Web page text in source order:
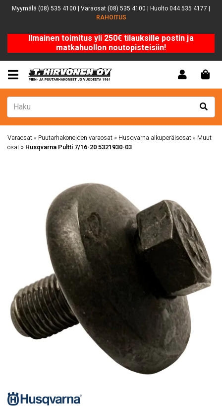
Myymälä (08) 535 4100 | Varaosat (08) 535 4100 | Huolto 044 535 4177 |
RAHOITUS
Ilmainen toimitus yli 250€ tilauksille postin ja
matkahuollon noutopisteisiin!
Varaosat » Puutarhakoneiden varaosat » Husqvarna alkuperäisosat » Muut
osat » Husqvarna Pultti 7/16-20 5321930-03